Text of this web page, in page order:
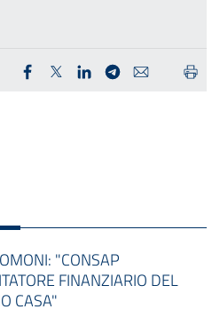
"CONSAP
FINANZIARIO DEL
CASA"